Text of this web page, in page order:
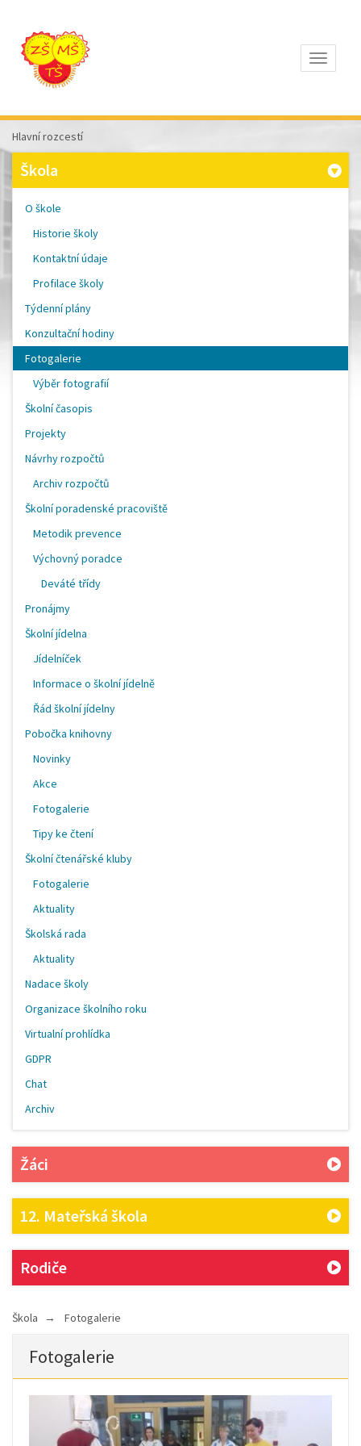
ZÁKLADNÍ
ŠKOLA
TOMÁŠE
ŠOBRA
A
MATEŘSKÁ
ÍSEK
Hlavní rozcestí
Škola
O škole
Historie školy
Kontaktní údaje
Profilace školy
Týdenní plány
Konzultační hodiny
Fotogalerie
Výběr fotografií
Školní časopis
Projekty
Návrhy rozpočtů
Archiv rozpočtů
Školní poradenské pracoviště
Metodik prevence
Výchovný poradce
Deváté třídy
Pronájmy
Školní jídelna
Jídelníček
Informace o školní jídelně
Řád školní jídelny
Pobočka knihovny
Novinky
Akce
Fotogalerie
Tipy ke čtení
Školní čtenářské kluby
Fotogalerie
Aktuality
Školská rada
Aktuality
Nadace školy
Organizace školního roku
Virtualní prohlídka
GDPR
Chat
Archiv
Žáci
12. Mateřská škola
Rodiče
Škola Fotogalerie
Fotogalerie